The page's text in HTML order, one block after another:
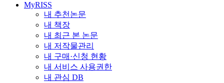
MyRISS
내 추천논문
내 책장
내 최근 본 논문
내 저작물관리
내 구매·신청 현황
내 서비스 사용권한
내 관심 DB